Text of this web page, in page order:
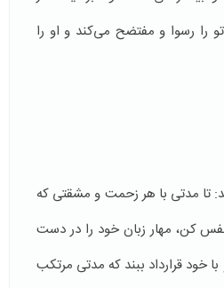
را رسوا و مفتضح می‌کند و او را
تا مدتی با هر زحمت و مشقتی که
کن، مهار زبان خود را در دست
خود قرارداد ببند که مدتی مرتکب